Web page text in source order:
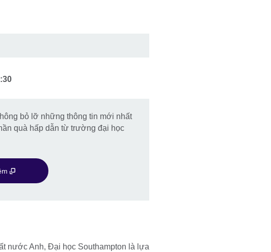
bỏ lỡ những thông tin mới nhất
quà hấp dẫn từ trường đại học
nước Anh, Đại học Southampton là lựa